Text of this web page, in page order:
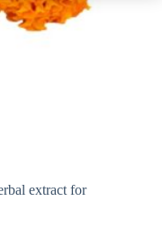
extract for